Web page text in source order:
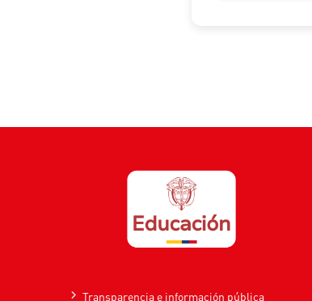
Transparencia e información pública